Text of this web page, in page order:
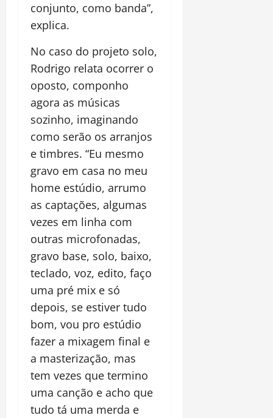
conjunto, como banda”,
explica.
No caso do projeto solo,
Rodrigo relata ocorrer o
oposto, componho
agora as músicas
sozinho, imaginando
como serão os arranjos
e timbres. “Eu mesmo
gravo em casa no meu
home estúdio, arrumo
as captações, algumas
vezes em linha com
outras microfonadas,
gravo base, solo, baixo,
teclado, voz, edito, faço
uma pré mix e só
depois, se estiver tudo
bom, vou pro estúdio
fazer a mixagem final e
a masterização, mas
tem vezes que termino
uma canção e acho que
tudo tá uma merda e